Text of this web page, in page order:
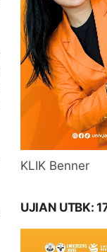
KLIK Benner
UJIAN UTBK: